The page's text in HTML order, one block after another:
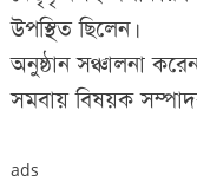
উপস্থিত ছিলেন।
অনুষ্ঠান সঞ্চালনা
সমবায় বিষয়ক
ads